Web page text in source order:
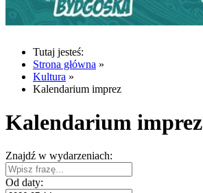
Tutaj jesteś:
Strona główna »
Kultura »
Kalendarium imprez
Kalendarium imprez
Znajdź w wydarzeniach:
Od daty: